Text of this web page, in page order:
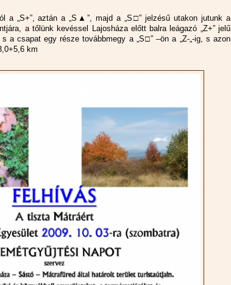
a „S+”, aztán a „S▲”, majd a „S□” jelzésű utakon jutunk a
a tőlünk kevéssel Lajosháza előtt balra leágazó „Z+” jelű
a csapat egy része továbbmegy a „S□” –ön a „Z-„-ig, s azon
km